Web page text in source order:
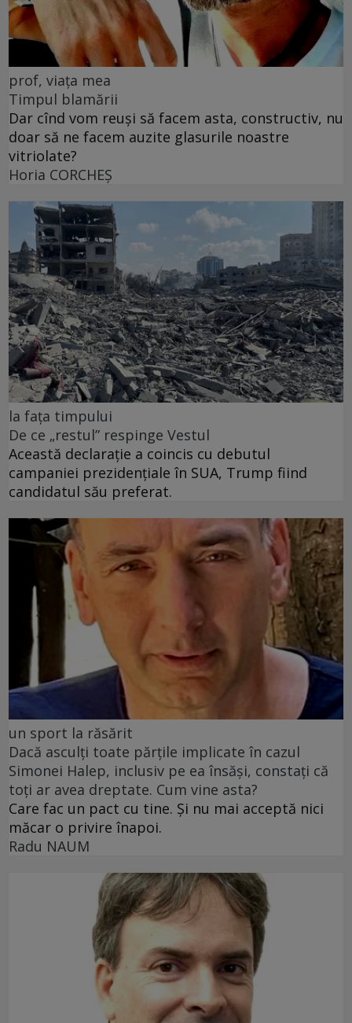
prof, viața mea
Timpul blamării
Dar cînd vom reuși să facem asta, constructiv, nu
doar să ne facem auzite glasurile noastre
vitriolate?
Horia CORCHEŞ
la fața timpului
De ce „restul” respinge Vestul
Această declarație a coincis cu debutul
campaniei prezidențiale în SUA, Trump fiind
candidatul său preferat.
un sport la răsărit
Dacă asculți toate părțile implicate în cazul
Simonei Halep, inclusiv pe ea însăși, constați că
toți ar avea dreptate. Cum vine asta?
Care fac un pact cu tine. Și nu mai acceptă nici
măcar o privire înapoi.
Radu NAUM